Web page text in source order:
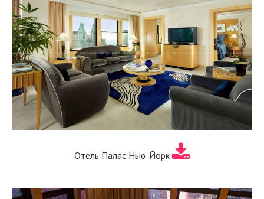
Отель Палас Нью-Йорк